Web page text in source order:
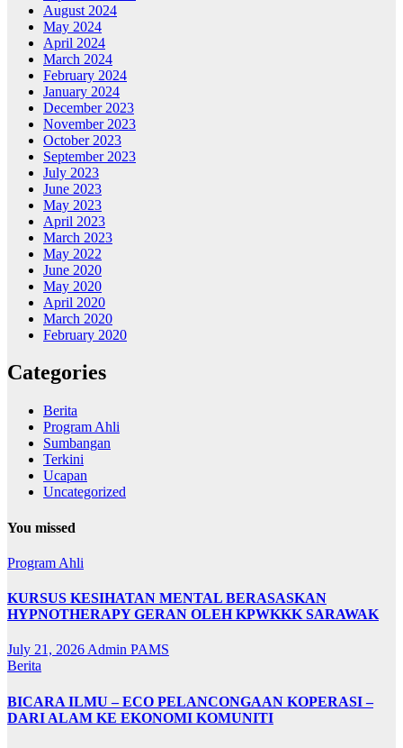
August 2024
May 2024
April 2024
March 2024
February 2024
January 2024
December 2023
November 2023
October 2023
September 2023
July 2023
June 2023
May 2023
April 2023
March 2023
May 2022
June 2020
May 2020
April 2020
March 2020
February 2020
Categories
Berita
Program Ahli
Sumbangan
Terkini
Ucapan
Uncategorized
You missed
Program Ahli
KURSUS KESIHATAN MENTAL BERASASKAN
HYPNOTHERAPY GERAN OLEH KPWKKK SARAWAK
July 21, 2026 Admin PAMS
Berita
BICARA ILMU – ECO PELANCONGAAN KOPERASI –
DARI ALAM KE EKONOMI KOMUNITI